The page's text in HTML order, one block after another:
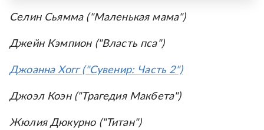
Селин Сьямма ("Маленькая мама")
Джейн Кэмпион ("Власть пса")
Джоанна Хогг ("Сувенир: Часть 2")
Джоэл Коэн ("Трагедия Макбета")
Жюлия Дюкурно ("Титан")